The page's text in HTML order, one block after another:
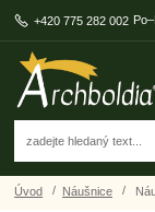
+420 775 282 002
Úvod Náušnice